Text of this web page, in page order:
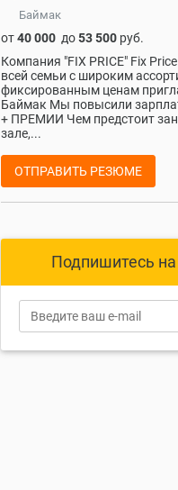
Баймак
от40 000 до53 500 руб.
Компания "FIX PRICE" Fix
всей семьи с широким
фиксированным ценам
Баймак Мы повысили
+ ПРЕМИИ Чем предстоит
зале,...
ОТПРАВИТЬ РЕЗЮМЕ
Подпишитесь